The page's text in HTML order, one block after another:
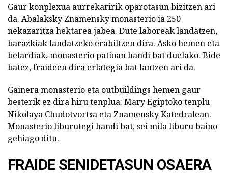
Gaur konplexua aurrekaririk oparotasun bizitzen ari
da. Abalaksky Znamensky monasterio ia 250
nekazaritza hektarea jabea. Dute laboreak landatzen,
barazkiak landatzeko erabiltzen dira. Asko hemen eta
belardiak, monasterio patioan handi bat duelako. Bide
batez, fraideen dira erlategia bat lantzen ari da.
Gainera monasterio eta outbuildings hemen gaur
besterik ez dira hiru tenplua: Mary Egiptoko tenplu
Nikolaya Chudotvortsa eta Znamensky Katedralean.
Monasterio liburutegi handi bat, sei mila liburu baino
gehiago ditu.
FRAIDE SENIDETASUN OSAERA